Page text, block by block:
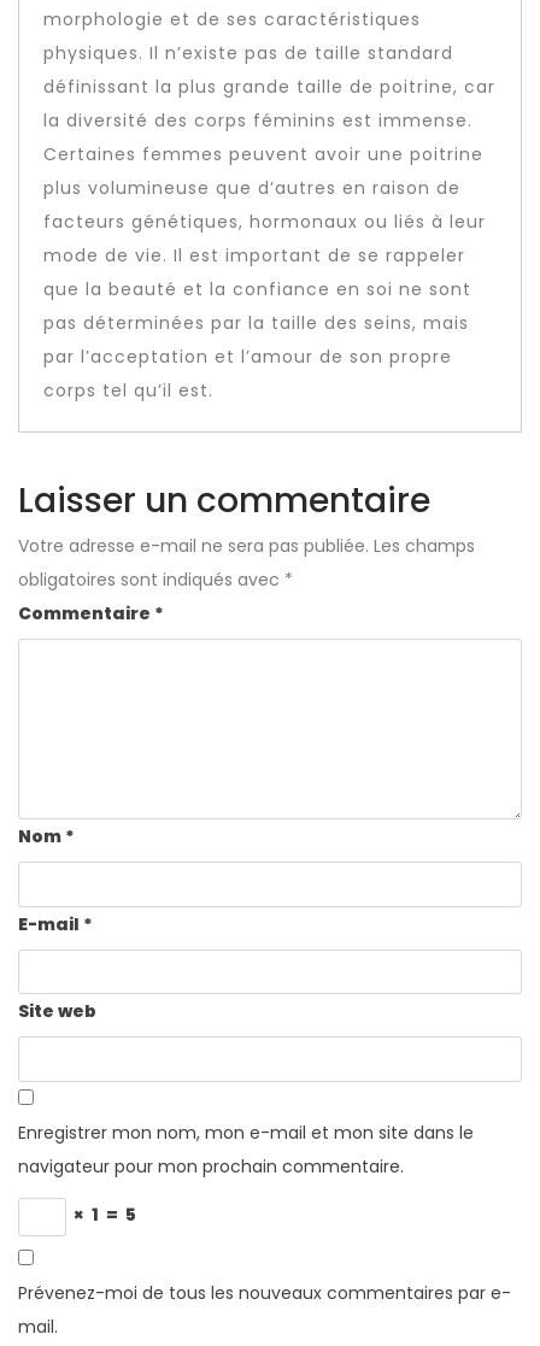
morphologie et de ses caractéristiques
physiques. Il n’existe pas de taille standard
définissant la plus grande taille de poitrine, car
la diversité des corps féminins est immense.
Certaines femmes peuvent avoir une poitrine
plus volumineuse que d’autres en raison de
facteurs génétiques, hormonaux ou liés à leur
mode de vie. Il est important de se rappeler
que la beauté et la confiance en soi ne sont
pas déterminées par la taille des seins, mais
par l’acceptation et l’amour de son propre
corps tel qu’il est.
Laisser un commentaire
Votre adresse e-mail ne sera pas publiée. Les champs
obligatoires sont indiqués avec *
Commentaire *
Nom *
E-mail *
Site web
Enregistrer mon nom, mon e-mail et mon site dans le
navigateur pour mon prochain commentaire.
× 1 = 5
Prévenez-moi de tous les nouveaux commentaires par e-
mail.